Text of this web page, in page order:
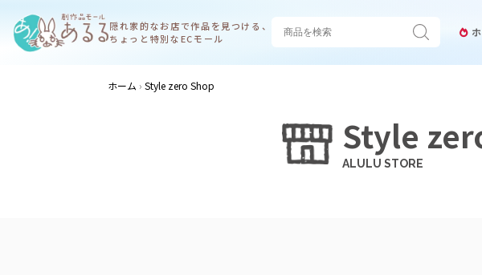
隠れ家的なお店で作品を見つける、
ちょっと特別なECモール
ホーム Style zero Shop
Style